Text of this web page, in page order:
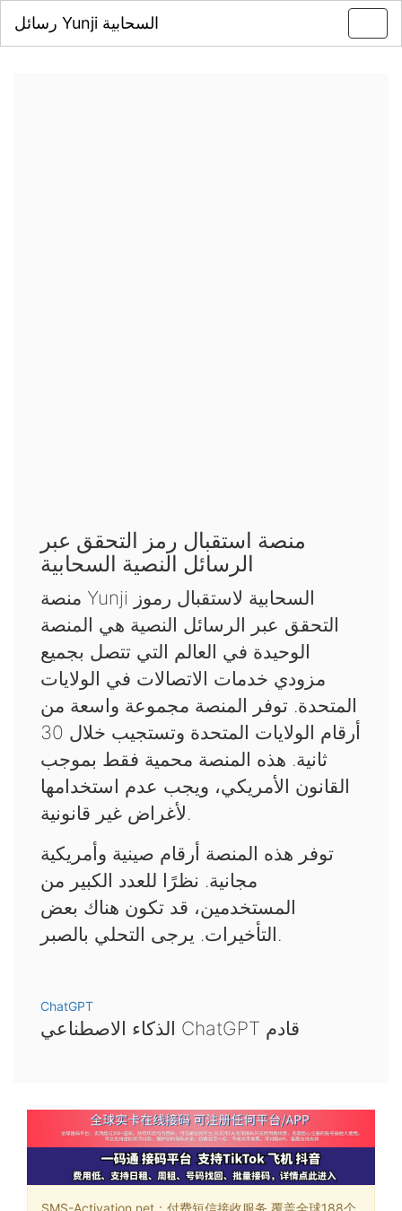
رسائل Yunji السحابية
منصة استقبال رمز التحقق عبر
الرسائل النصية السحابية
منصة Yunji السحابية لاستقبال رموز
التحقق عبر الرسائل النصية هي المنصة
الوحيدة في العالم التي تتصل بجميع
مزودي خدمات الاتصالات في الولايات
المتحدة. توفر المنصة مجموعة واسعة من
أرقام الولايات المتحدة وتستجيب خلال 30
ثانية. هذه المنصة محمية فقط بموجب
القانون الأمريكي، ويجب عدم استخدامها
لأغراض غير قانونية.
توفر هذه المنصة أرقام صينية وأمريكية
مجانية. نظرًا للعدد الكبير من
المستخدمين، قد تكون هناك بعض
التأخيرات. يرجى التحلي بالصبر.
ChatGPT
الذكاء الاصطناعي ChatGPT قادم
SMS-Activation.net：付费短信接收服务 覆盖全球188个